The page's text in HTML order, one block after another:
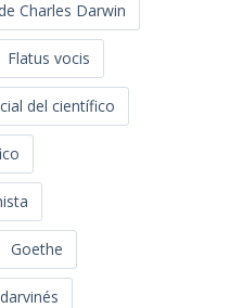
Charles Darwin
Flatus vocis
del científico
Goethe